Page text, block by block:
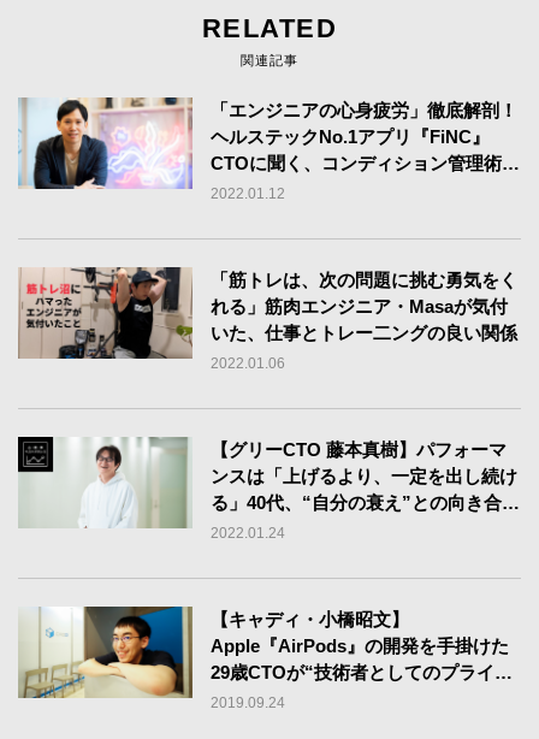
RELATED
関連記事
「エンジニアの心身疲労」徹底解剖！
ヘルステックNo.1アプリ『FiNC』
CTOに聞く、コンディション管理術
【専門家監修】
2022.01.12
「筋トレは、次の問題に挑む勇気をく
れる」筋肉エンジニア・Masaが気付
いた、仕事とトレー二ングの良い関係
2022.01.06
【グリーCTO 藤本真樹】パフォーマ
ンスは「上げるより、一定を出し続け
る」40代、“自分の衰え”との向き合い
方
2022.01.24
【キャディ・小橋昭文】
Apple『AirPods』の開発を手掛けた
29歳CTOが“技術者としてのプライ
ド”にこだわる理由
2019.09.24